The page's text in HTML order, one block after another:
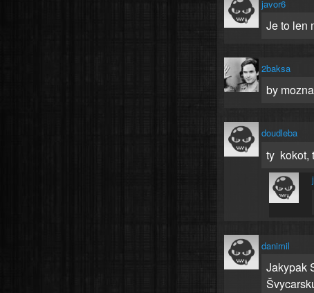
javor6
Je to len
2baksa
by
doudleba
ty kokot,
danimil
Jakypak